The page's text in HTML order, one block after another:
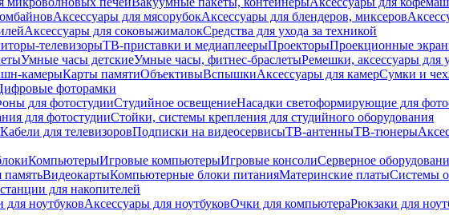
Аксессуары для мясорубокАксессуары для блендеров, миксеров
Аксессуары для соковыжималокСредства для ухода за техникой
телевизорыТВ-приставки и медиаплеерыПроекторыПроекционные
Умные часы детскиеУмные часы, фитнес-браслетыРемешки, аксессуары для
камерыКарты памятиОбъективыВспышкиАксессуары для камерСумки и
фоторамки
для фотостудииСтудийное освещениеНасадки светоформирующие для
для фотостудииСтойки, системы крепления для студийного оборудования
Кабели для телевизоровПодписки на видеосервисыТВ-антенныТВ-тюнеры
КомпьютерыИгровые компьютерыИгровые консолиСерверное
памятьВидеокартыКомпьютерные блоки питанияМатеринские платыСистемы
для накопителей
для ноутбуковАксессуары для ноутбуковОчки для компьютераРюкзаки для